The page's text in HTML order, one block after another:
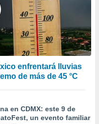
enfrentará lluvias
de más de 45 °C
en CDMX: este 9 de
un evento familiar